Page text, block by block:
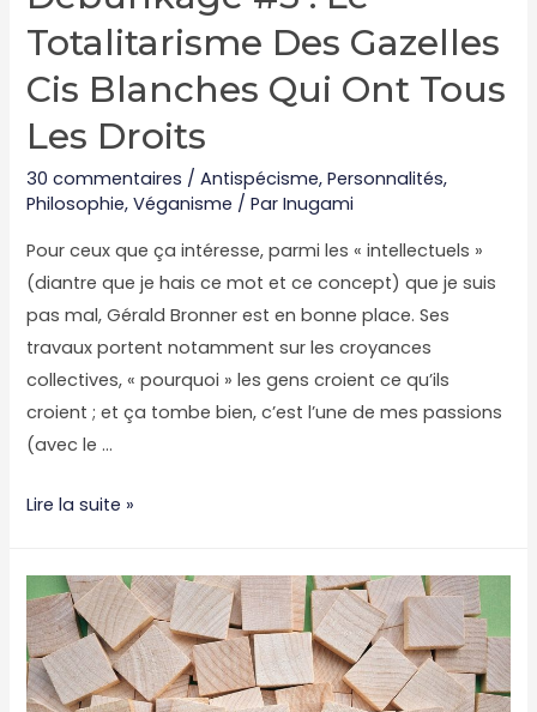
Totalitarisme Des Gazelles
Cis Blanches Qui Ont Tous
Les Droits
30 commentaires /Antispécisme,Personnalités,
Philosophie,Véganisme / ParInugami
Pour ceux que ça intéresse, parmi les « intellectuels »
(diantre que je hais ce mot et ce concept) que je suis
pas mal, Gérald Bronner est en bonne place. Ses
travaux portent notamment sur les croyances
collectives, « pourquoi » les gens croient ce qu’ils
croient ; et ça tombe bien, c’est l’une de mes passions
(avec le …
Débunkage
le
totalitarisme
des
gazelles
Lire la suite »